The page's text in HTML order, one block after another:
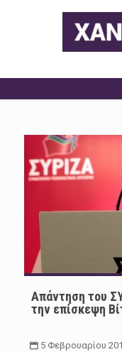
Απάντηση του
την επίσκεψη
5 Φεβρουαρίου